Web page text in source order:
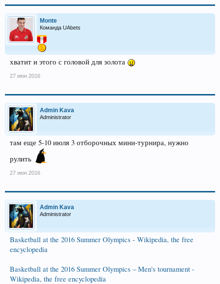
Monte
Команда UAbets
хватит и этого с головой для золота
27 июн 2016
Admin Kava
Administrator
там еще 5-10 июля 3 отборочных мини-турнира, нужно
рулить
27 июн 2016
Admin Kava
Administrator
Basketball at the 2016 Summer Olympics - Wikipedia, the free
encyclopedia
Basketball at the 2016 Summer Olympics – Men's tournament -
Wikipedia, the free encyclopedia